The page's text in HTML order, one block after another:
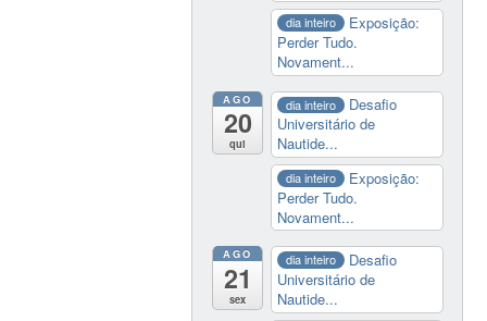
dia inteiro
Exposição:
Perder Tudo.
Novament...
AGO
20
qui
dia inteiro
Desafio
Universitário de
Nautide...
dia inteiro
Exposição:
Perder Tudo.
Novament...
AGO
21
sex
dia inteiro
Desafio
Universitário de
Nautide...